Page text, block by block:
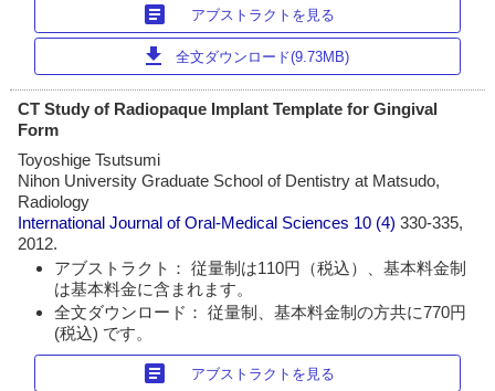
article アブストラクトを見る
download 全文ダウンロード(9.73MB)
CT Study of Radiopaque Implant Template for Gingival
Form
Toyoshige Tsutsumi
Nihon University Graduate School of Dentistry at Matsudo,
Radiology
International Journal of Oral-Medical Sciences 10 (4)330-335,
2012.
アブストラクト： 従量制は110円（税込）、基本料金制
は基本料金に含まれます。
全文ダウンロード： 従量制、基本料金制の方共に770円
(税込) です。
article アブストラクトを見る